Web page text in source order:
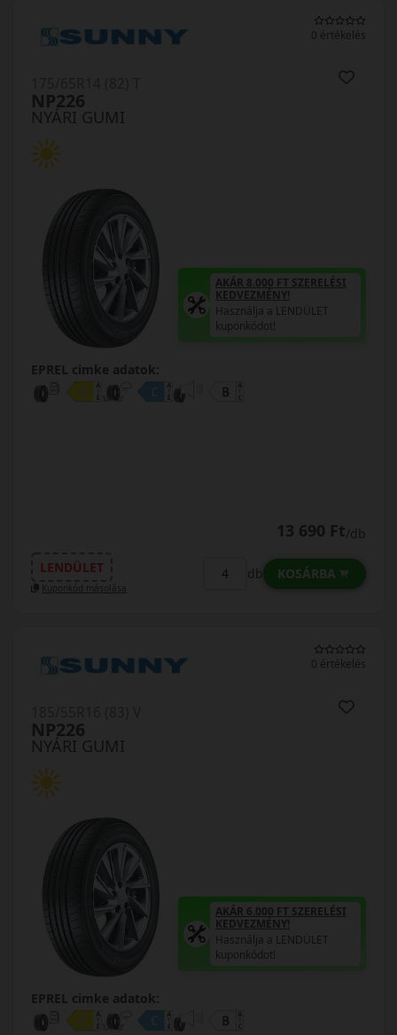
0 értékelés
NYÁRI GUMI
NP226
AKÁR 8.000 FT SZERELÉSI
KEDVEZMÉNY!
Használja a LENDÜLET
kuponkódot!
EPREL cimke adatok:
13 690 Ft/db
LENDÜLET
Kuponkód másolása
db KOSÁRBA
0 értékelés
NYÁRI GUMI
NP226
AKÁR 6.000 FT SZERELÉSI
KEDVEZMÉNY!
Használja a LENDÜLET
kuponkódot!
EPREL cimke adatok: